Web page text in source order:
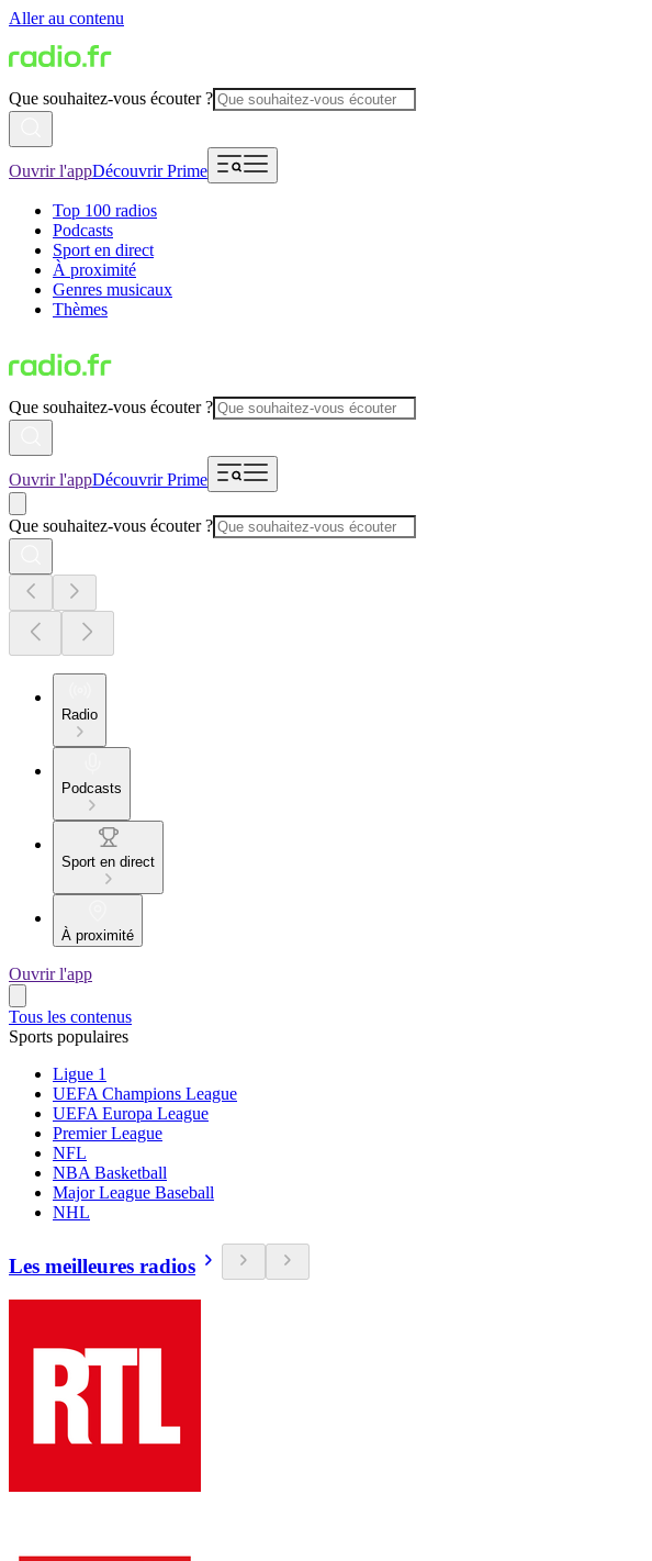
Aller au contenu
Que souhaitez-vous écouter ?
Ouvrir l'appDécouvrir Prime
Top 100 radios
Podcasts
Sport en direct
À proximité
Genres musicaux
Thèmes
Que souhaitez-vous écouter ?
Ouvrir l'appDécouvrir Prime
Que souhaitez-vous écouter ?
Radio
Podcasts
Sport en direct
À proximité
Ouvrir l'app
Tous les contenus
Sports populaires
Ligue 1
UEFA Champions League
UEFA Europa League
Premier League
NFL
NBA Basketball
Major League Baseball
NHL
Les meilleures radios